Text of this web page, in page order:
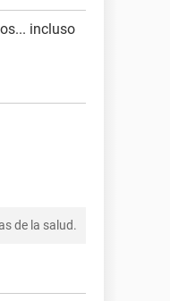
incluso
de la salud.